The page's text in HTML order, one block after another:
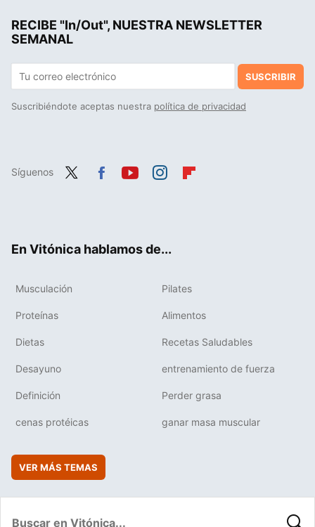
RECIBE "In/Out", NUESTRA NEWSLETTER
SEMANAL
SUSCRIBIR
Suscribiéndote aceptas nuestra política de privacidad
Síguenos
En Vitónica hablamos de...
Musculación Pilates
Proteínas Alimentos
Dietas Recetas Saludables
Desayuno entrenamiento de fuerza
Definición Perder grasa
cenas protéicas ganar masa muscular
VER MÁS TEMAS